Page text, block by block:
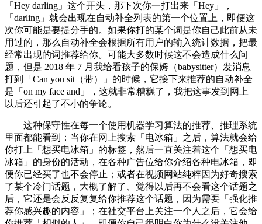
「Hey darling」这个开头，那下次你一打出来「Hey」，
「darling」就会出现在自动补全列表的第一个位置上，即便这
次你可能是要提分手的。如果你打的某个词是你自己此前从未
用过的，那么自动补全会根据所有用户的输入统计数据，把最
经常出现的词推荐给你。可能大多数时候这不会造成什么问
题，但是 2018 年 7 月我给看孩子的保姆（babysitter）发消息
打到「Can you sit（带）」的时候，它接下来推荐的自动补全
是「on my face and」，这就非常糟糕了，我把这事发到网上
以后还引起了不小的争论。
这种保守性在每一个使用机器学习算法的推荐、推理系统
里面都能看到：当你在网上搜索「电冰箱」之后，算法就会给
你打上「想买电冰箱」的标签，然后一直关注着这个「想买电
冰箱」的身份的活动，在各种广告位给你介绍各种电冰箱，即
便你已经买了也不会停止；或者在视频网站纯粹因为好奇搜索
了某个冷门话题，大概了解了、觉得以后再不会看这个话题之
后，它还是会反反复复给你推荐这个话题，因为需要「强化推
荐你感兴趣的内容」；在社交平台上关注一个人之后，它会给